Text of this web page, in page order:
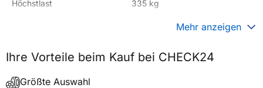
Höchstlast
335 kg
Fahrzeugtyp
Motorrad
Verwendung
Mehr anzeigen
Ihre Vorteile beim Kauf bei CHECK24
Größte Auswahl